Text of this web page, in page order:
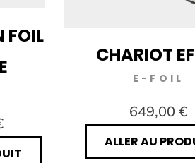
FOIL
CHARIOT
E-FOIL
649,00 €
ALLER AU